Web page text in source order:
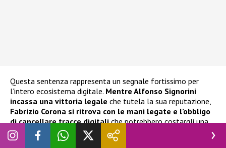
Questa sentenza rappresenta un segnale fortissimo per
l’intero ecosistema digitale. Mentre Alfonso Signorini
incassa una vittoria legale che tutela la sua reputazione,
Fabrizio Corona si ritrova con le mani legate e l’obbligo
di cancellare tracce digitaliche potrebbero costargli una
fortuna in sanzioni giornaliere.Resta da vedere se l’ex
fotografo dei vip rispetterà i tempi